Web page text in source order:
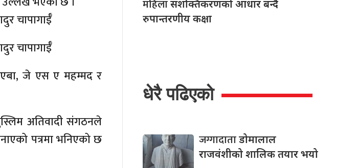
चापागाईँ
चापागाईँ
जे एस ए महम्मद र
अतिवादी संगठनले
पत्रमा भनिएको छ
महिलासशक्तिकरणको आधार बन्दै
रुपान्तरणीय कक्षा
धेरै पढिएको
जग्गादाताडोमालाल
राजवंशीको शालिक तयार भयो